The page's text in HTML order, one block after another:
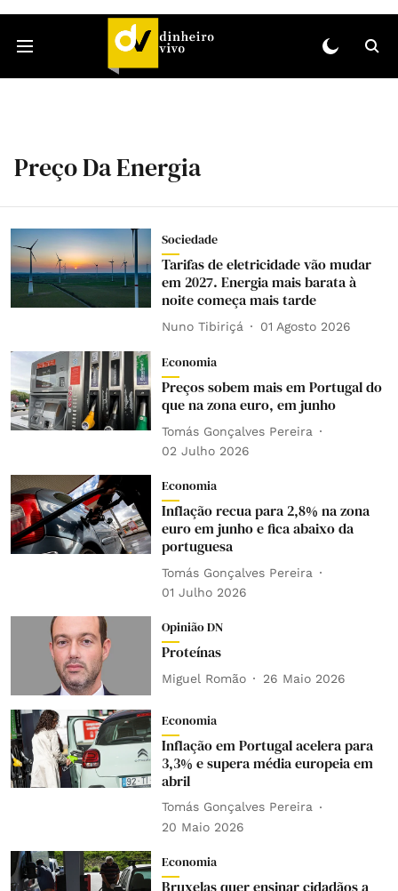
Preço Da Energia
Sociedade
Tarifas de eletricidade vão mudar
em 2027. Energia mais barata à
noite começa mais tarde
Nuno Tibiriçá 01 Agosto 2026
Economia
Preços sobem mais em Portugal do
que na zona euro, em junho
Tomás Gonçalves Pereira
02 Julho 2026
Economia
Inflação recua para 2,8% na zona
euro em junho e fica abaixo da
portuguesa
Tomás Gonçalves Pereira
01 Julho 2026
Opinião DN
Proteínas
Miguel Romão 26 Maio 2026
Economia
Inflação em Portugal acelera para
3,3% e supera média europeia em
abril
Tomás Gonçalves Pereira
20 Maio 2026
Economia
Bruxelas quer ensinar cidadãos a